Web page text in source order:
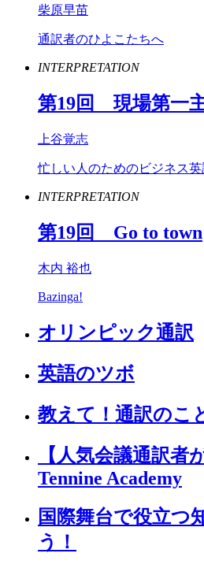
柴原早苗
通訳者のひよこたちへ
INTERPRETATION
第19回 現場第一
上谷覚志
忙しい人のためのビジネス
INTERPRETATION
第19回 Go to town
木内 裕也
Bazinga!
オリンピック通訳
英語のツボ
教えて！通訳のこ
【人気会議通訳者
Tennine Academy
国際舞台で役立つ
う！